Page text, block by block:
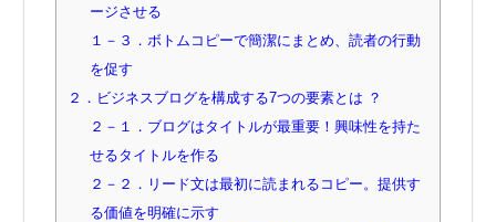
ージさせる
１－３．ボトムコピーで簡潔にまとめ、読者の行動
を促す
２．ビジネスブログを構成する7つの要素とは ？
２－１．ブログはタイトルが最重要！興味性を持た
せるタイトルを作る
２－２．リード文は最初に読まれるコピー。提供す
る価値を明確に示す